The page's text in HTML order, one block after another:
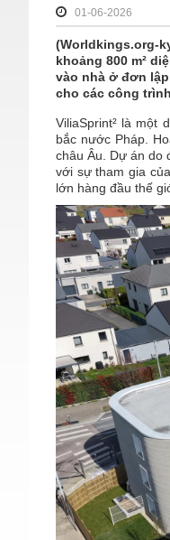
01-06-2026
(Worldkings.org-
khoảng 800 m²
vào nhà ở đơn
cho các công
ViliaSprint² là một
bắc nước Pháp.
châu Âu. Dự án do
với sự tham gia
lớn hàng đầu thế